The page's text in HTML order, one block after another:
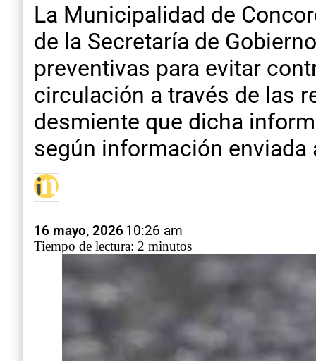
La Municipalidad de
de la Secretaría de
preventivas para evitar
circulación a través de las
desmiente que dicha
según información enviada
16 mayo, 202610:26 am
Tiempo de lectura: 2 minutos